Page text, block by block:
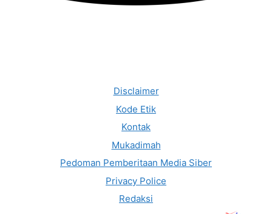
Disclaimer
Kode Etik
Kontak
Mukadimah
Pedoman Pemberitaan Media Siber
Privacy Police
Redaksi